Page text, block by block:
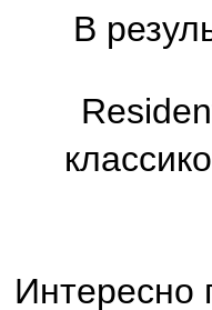
В
Интересно